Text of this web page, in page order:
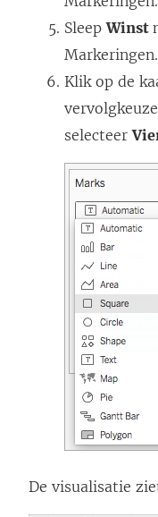
SleepWinst
Markeringen.
Klik op de
selecteer
De visualisatie